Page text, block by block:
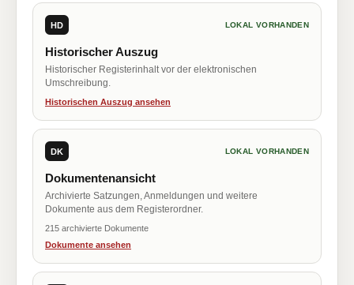
HD LOKAL VORHANDEN
Historischer Auszug
Historischer Registerinhalt vor der elektronischen
Umschreibung.
Historischen Auszug ansehen
DK LOKAL VORHANDEN
Dokumentenansicht
Archivierte Satzungen, Anmeldungen und weitere
Dokumente aus dem Registerordner.
215 archivierte Dokumente
Dokumente ansehen